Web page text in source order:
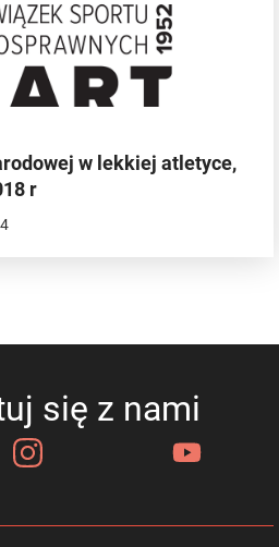
w lekkiej atletyce,
r
się z nami